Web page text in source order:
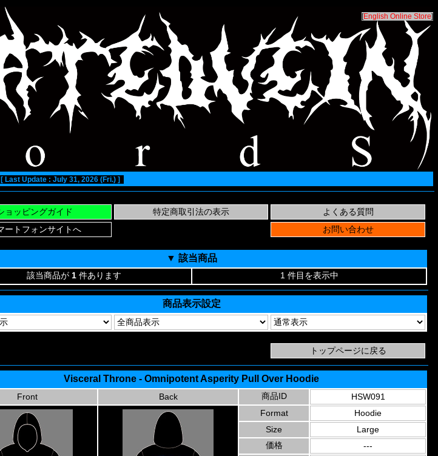
[English Online Store]
[ Last Update : July 31, 2026 (Fri.) ]
▼ 該当商品
該当商品が 1 件あります 1 件目を表示中
商品表示設定
Visceral Throne - Omnipotent Asperity Pull Over Hoodie
Front Back 商品ID
HSW091
Format
Hoodie
Size
Large
価格
---